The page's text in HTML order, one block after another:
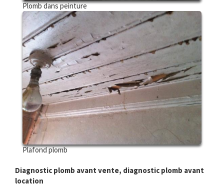
Plomb dans peinture
Plafond plomb
Diagnostic plomb avant vente, diagnostic plomb avant
location